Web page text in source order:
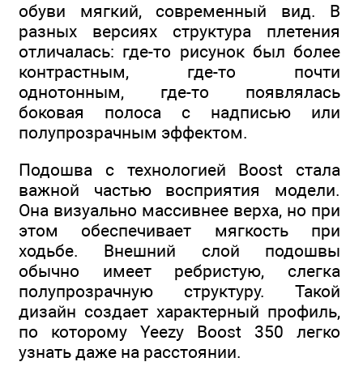
обуви мягкий, современный вид. В
разных версиях структура плетения
отличалась: где-то рисунок был более
контрастным, где-то почти
однотонным, где-то появлялась
боковая полоса с надписью или
полупрозрачным эффектом.
Подошва с технологией Boost стала
важной частью восприятия модели.
Она визуально массивнее верха, но при
этом обеспечивает мягкость при
ходьбе. Внешний слой подошвы
обычно имеет ребристую, слегка
полупрозрачную структуру. Такой
дизайн создает характерный профиль,
по которому Yeezy Boost 350 легко
узнать даже на расстоянии.